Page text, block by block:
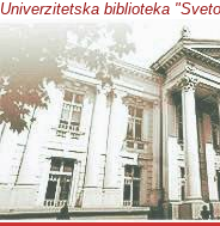
Univerzitetska biblioteka